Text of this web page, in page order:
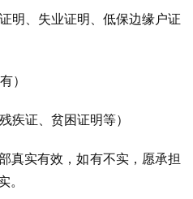
明、失业证明、低保边缘户证
）
疾证、贫困证明等）
真实有效，如有不实，愿承担
。